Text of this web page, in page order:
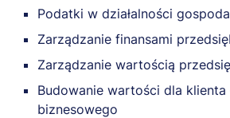
Podatki w działalności
Zarządzanie finansami
Zarządzanie wartością
Budowanie wartości dla klienta
biznesowego